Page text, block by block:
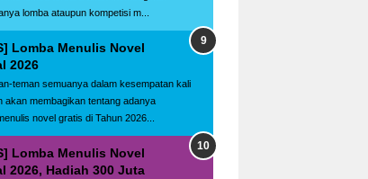
lomba ataupun kompetisi m...
Lomba Menulis Novel
2026
teman semuanya dalam kesempatan kali
akan membagikan tentang adanya
novel gratis di Tahun 2026...
Lomba Menulis Novel
2026, Hadiah 300 Juta